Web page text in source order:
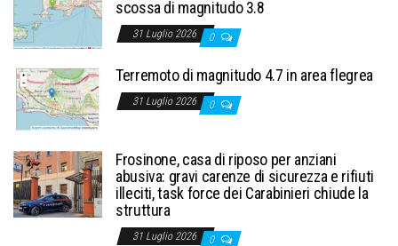
scossa di magnitudo 3.8
31 Luglio 2026 0
Terremoto di magnitudo 4.7 in area flegrea
31 Luglio 2026 0
Frosinone, casa di riposo per anziani
abusiva: gravi carenze di sicurezza e rifiuti
illeciti, task force dei Carabinieri chiude la
struttura
31 Luglio 2026 0